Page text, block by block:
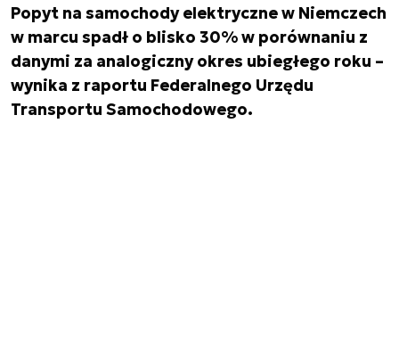
Popyt na samochody elektryczne w Niemczech
w marcu spadł o blisko 30% w porównaniu z
danymi za analogiczny okres ubiegłego roku –
wynika z raportu Federalnego Urzędu
Transportu Samochodowego.